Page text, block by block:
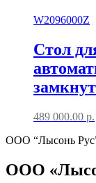
W2096000Z
Стол
489 000.00 р.
ООО “Лысонь
ООО